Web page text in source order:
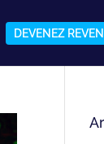
DEVENEZ